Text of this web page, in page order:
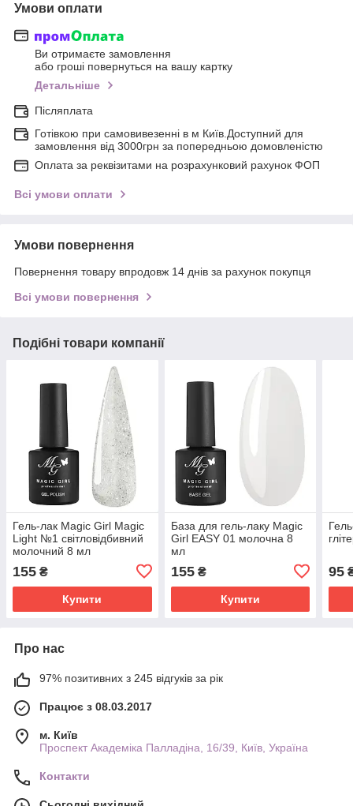
Умови оплати
Ви отримаєте замовлення
або гроші повернуться на вашу картку
Детальніше
Післяплата
Готівкою при самовивезенні в м Київ.Доступний для
замовлення від 3000грн за попередньою домовленістю
Оплата за реквізитами на розрахунковий рахунок ФОП
Всі умови оплати
Умови повернення
Повернення товару впродовж 14 днів за рахунок покупця
Всі умови повернення
Подібні товари компанії
Гель-лак Magic Girl Magic
Light №1 світловідбивний
молочний 8 мл
155 ₴
Купити
База для гель-лаку Magic
Girl EASY 01 молочна 8
мл
155₴
Купити
95
Про нас
97% позитивних з 245 відгуків за рік
Працює з 08.03.2017
м. Київ
Проспект Академіка Палладіна, 16/39, Київ, Україна
Контакти